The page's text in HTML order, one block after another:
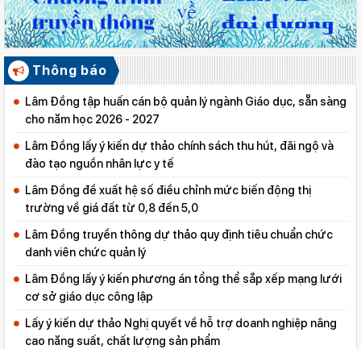
Thông báo
Lâm Đồng tập huấn cán bộ quản lý ngành Giáo dục, sẵn sàng
cho năm học 2026 - 2027
Lâm Đồng lấy ý kiến dự thảo chính sách thu hút, đãi ngộ và
đào tạo nguồn nhân lực y tế
Lâm Đồng đề xuất hệ số điều chỉnh mức biến động thị
trường về giá đất từ 0,8 đến 5,0
Lâm Đồng truyền thông dự thảo quy định tiêu chuẩn chức
danh viên chức quản lý
Lâm Đồng lấy ý kiến phương án tổng thể sắp xếp mạng lưới
cơ sở giáo dục công lập
Lấy ý kiến dự thảo Nghị quyết về hỗ trợ doanh nghiệp nâng
cao năng suất, chất lượng sản phẩm